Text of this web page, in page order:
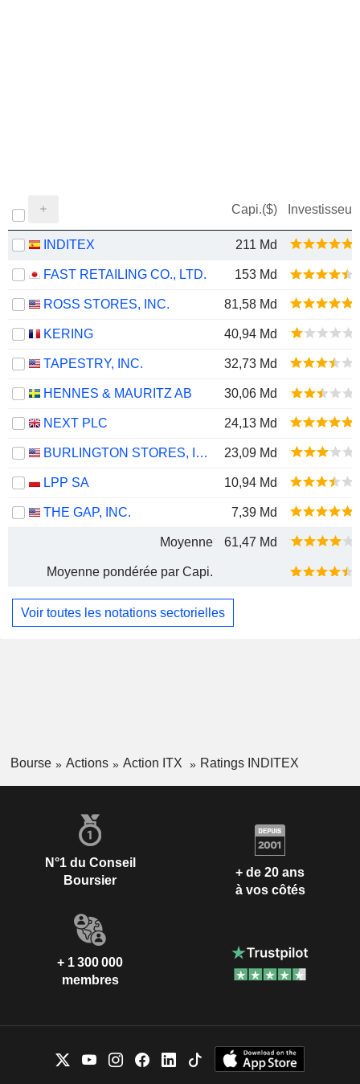
Capi.($) Investisseur
INDITEX 211 Md
FAST RETAILING CO., LTD. 153 Md
ROSS STORES, INC. 81,58 Md
KERING 40,94 Md
TAPESTRY, INC. 32,73 Md
HENNES & MAURITZ AB 30,06 Md
NEXT PLC 24,13 Md
BURLINGTON STORES, INC. 23,09 Md
LPP SA 10,94 Md
THE GAP, INC. 7,39 Md
Moyenne 61,47 Md
Moyenne pondérée par Capi.
Voir toutes les notations sectorielles
Bourse Actions Action ITX Ratings INDITEX
N°1 du Conseil
Boursier
+ de 20 ans
à vos côtés
+ 1 300 000
membres